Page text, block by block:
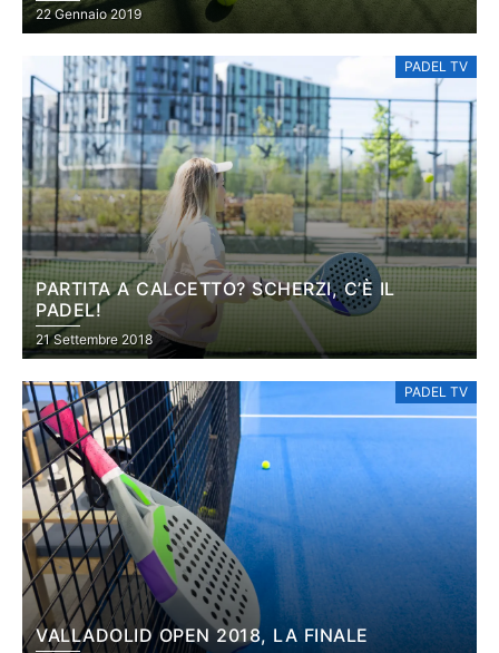
22 Gennaio 2019
PADEL TV
PARTITA A CALCETTO? SCHERZI, C’È IL
PADEL!
21 Settembre 2018
PADEL TV
VALLADOLID OPEN 2018, LA FINALE